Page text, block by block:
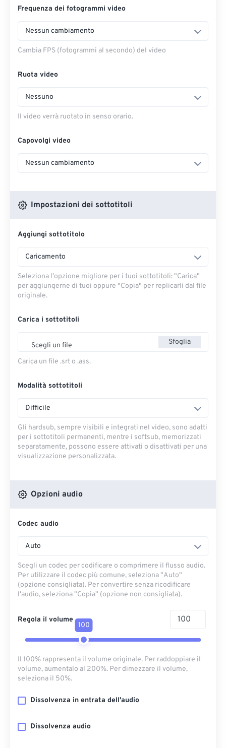
Frequenza dei fotogrammi video
Nessun cambiamento
Cambia FPS (fotogrammi al secondo) del video
Ruota video
Nessuno
Il video verrà ruotato in senso orario.
Capovolgi video
Nessun cambiamento
Impostazioni dei sottotitoli
Aggiungi sottotitolo
Caricamento
Seleziona l'opzione migliore per i tuoi sottotitoli: "Carica" ​​
per aggiungerne di tuoi oppure "Copia" per replicarli dal file
originale.
Carica i sottotitoli
Scegli un file Sfoglia
Carica un file .srt o .ass.
Modalità sottotitoli
Difficile
Gli hardsub, sempre visibili e integrati nel video, sono adatti
per i sottotitoli permanenti, mentre i softsub, memorizzati
separatamente, possono essere attivati ​​o disattivati ​​per una
visualizzazione personalizzata.
Opzioni audio
Codec audio
Auto
Scegli un codec per codificare o comprimere il flusso audio.
Per utilizzare il codec più comune, seleziona "Auto"
(opzione consigliata). Per convertire senza ricodificare
l'audio, seleziona "Copia" (opzione non consigliata).
Regola il volume
100
Il 100% rappresenta il volume originale. Per raddoppiare il
volume, aumentalo al 200%. Per dimezzare il volume,
seleziona il 50%.
Dissolvenza in entrata dell'audio
Dissolvenza audio